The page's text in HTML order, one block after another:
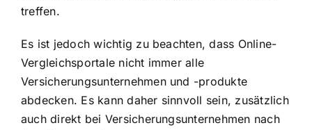
treffen.
Es ist jedoch wichtig zu beachten, dass Online-
Vergleichsportale nicht immer alle
Versicherungsunternehmen und -produkte
abdecken. Es kann daher sinnvoll sein, zusätzlich
auch direkt bei Versicherungsunternehmen nach